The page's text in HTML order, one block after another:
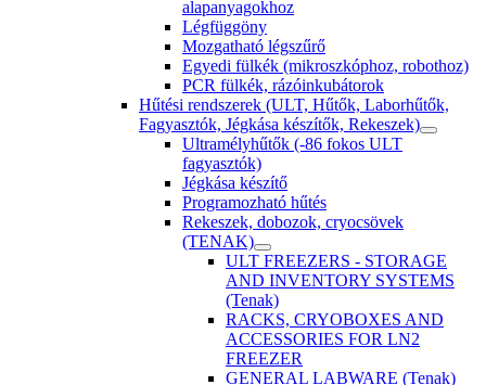
alapanyagokhoz
Légfüggöny
Mozgatható légszűrő
Egyedi fülkék (mikroszkóphoz, robothoz)
PCR fülkék, rázóinkubátorok
Hűtési rendszerek (ULT, Hűtők, Laborhűtők,
Fagyasztók, Jégkása készítők, Rekeszek)
Ultramélyhűtők (-86 fokos ULT
fagyasztók)
Jégkása készítő
Programozható hűtés
Rekeszek, dobozok, cryocsövek
(TENAK)
ULT FREEZERS - STORAGE
AND INVENTORY SYSTEMS
(Tenak)
RACKS, CRYOBOXES AND
ACCESSORIES FOR LN2
FREEZER
GENERAL LABWARE (Tenak)